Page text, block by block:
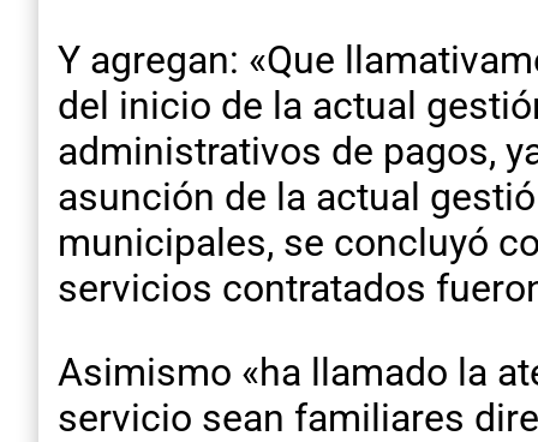
Y agregan: «Que
del inicio de la actual
administrativos de pagos,
asunción de la actual
municipales, se concluyó
servicios contratados
Asimismo «ha llamado la
servicio sean familiares